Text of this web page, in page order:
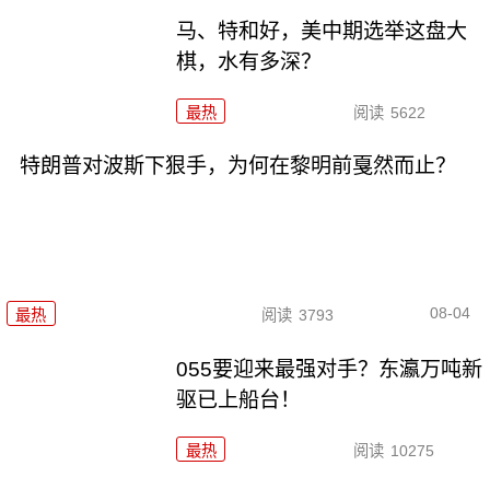
马、特和好，美中期选举这盘大
棋，水有多深？
最热 阅读 5622
特朗普对波斯下狠手，为何在黎明前戛然而止？
最热 阅读 3793 08-04
055要迎来最强对手？东瀛万吨新
驱已上船台！
最热 阅读 10275